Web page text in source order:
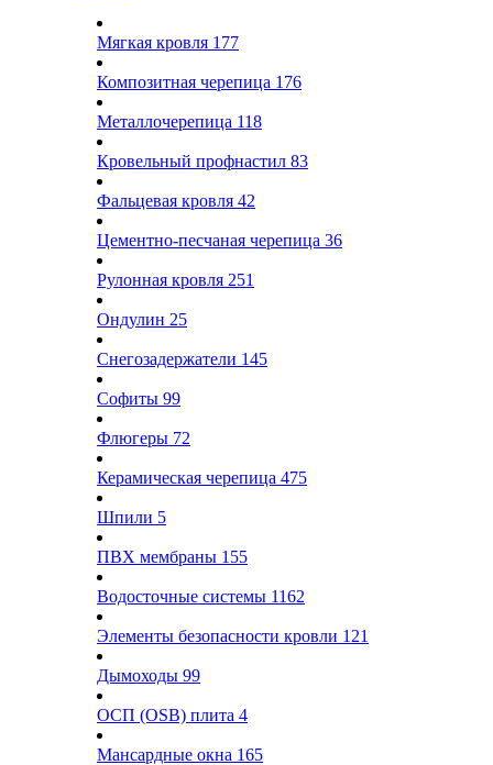
Мягкая кровля 177
Композитная черепица 176
Металлочерепица 118
Кровельный профнастил 83
Фальцевая кровля 42
Цементно-песчаная черепица 36
Рулонная кровля 251
Ондулин 25
Снегозадержатели 145
Софиты 99
Флюгеры 72
Керамическая черепица 475
Шпили 5
ПВХ мембраны 155
Водосточные системы 1162
Элементы безопасности кровли 121
Дымоходы 99
ОСП (OSB) плита 4
Мансардные окна 165